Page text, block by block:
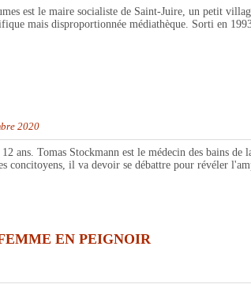
est le maire socialiste de Saint-Juire, un petit
mais disproportionnée médiathèque. Sorti en
2020
Tomas Stockmann est le médecin des bains
concitoyens, il va devoir se débattre pour révéler
EN PEIGNOIR